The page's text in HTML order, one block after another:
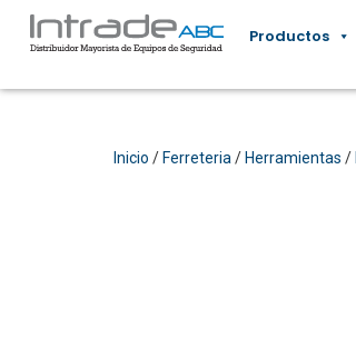
Productos
Inicio / Ferreteria / Herramientas /